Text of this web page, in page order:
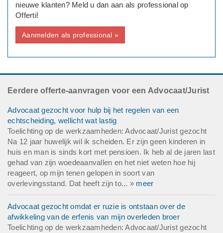
nieuwe klanten? Meld u dan aan als professional op
Offerti!
Aanmelden als professional »
Eerdere offerte-aanvragen voor een Advocaat/Jurist
Advocaat gezocht voor hulp bij het regelen van een
echtscheiding, wellicht wat lastig
Toelichting op de werkzaamheden: Advocaat/Jurist gezocht
Na 12 jaar huwelijk wil ik scheiden. Er zijn geen kinderen in
huis en man is sinds kort met pensioen. Ik heb al de jaren last
gehad van zijn woedeaanvallen en het niet weten hoe hij
reageert, op mijn tenen gelopen in soort van
overlevingsstand. Dat heeft zijn to... » meer
Advocaat gezocht omdat er ruzie is ontstaan over de
afwikkeling van de erfenis van mijn overleden broer
Toelichting op de werkzaamheden: Advocaat/Jurist gezocht